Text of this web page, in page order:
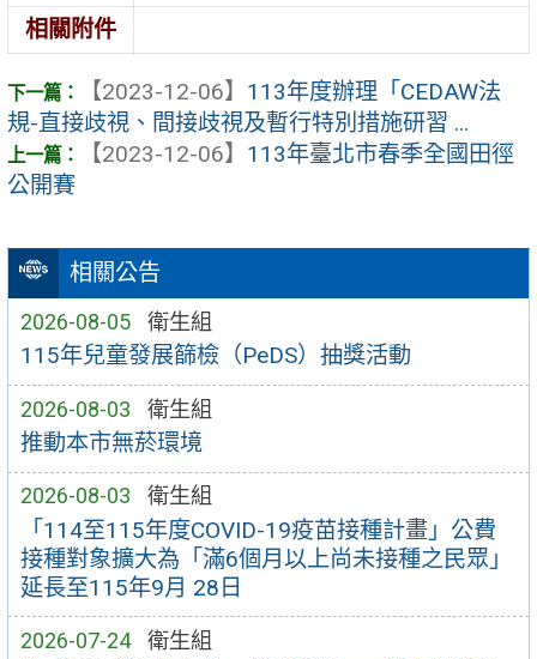
相關公告
2026-08-05 衛生組
115年兒童發展篩檢（PeDS）抽獎活動
2026-08-03 衛生組
推動本市無菸環境
2026-08-03 衛生組
「114至115年度COVID-19疫苗接種計畫」公費
接種對象擴大為「滿6個月以上尚未接種之民眾」
延長至115年9月 28日
2026-07-24 衛生組
相關附件
【2023-12-06】 113年度辦理「CEDAW法
規-直接歧視、間接歧視及暫行特別措施研習 ...
【2023-12-06】 113年臺北市春季全國田徑
公開賽